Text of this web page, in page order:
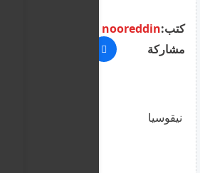
كتب:nooreddin
مشاركة
نيقوسيا